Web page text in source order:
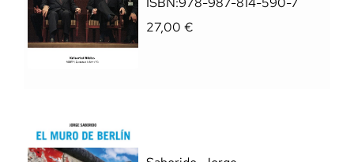
27,00 €